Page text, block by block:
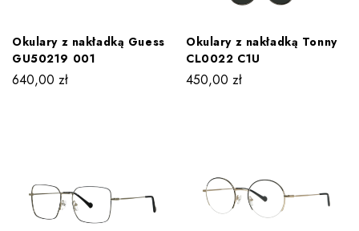
Okulary z nakładką Guess
GU50219 001
640,00 zł
Okulary z nakładką Tonny
CL0022 C1U
450,00 zł